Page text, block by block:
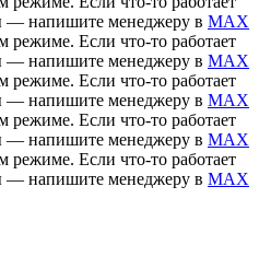
— напишите менеджеру в MAX
режиме. Если что-то работает
— напишите менеджеру в MAX
режиме. Если что-то работает
— напишите менеджеру в MAX
режиме. Если что-то работает
— напишите менеджеру в MAX
режиме. Если что-то работает
— напишите менеджеру в MAX